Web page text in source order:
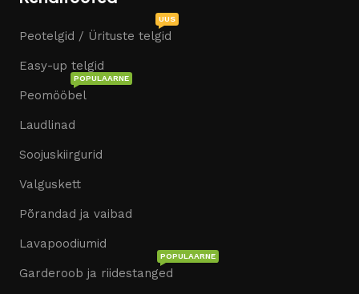
Peotelgid / Ürituste telgid
UUS
Easy-up telgid
Peomööbel
POPULAARNE
Laudlinad
Soojuskiirgurid
Valguskett
Põrandad ja vaibad
Lavapoodiumid
Garderoob ja riidestanged
POPULAARNE